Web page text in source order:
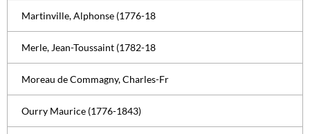
Martinville, Alphonse (1776-18
Merle, Jean-Toussaint (1782-18
Moreau de Commagny, Charles-Fr
Ourry Maurice (1776-1843)